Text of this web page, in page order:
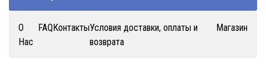
О
Нас
FAQКонтактыУсловия доставки, оплаты и
возврата
Магазин